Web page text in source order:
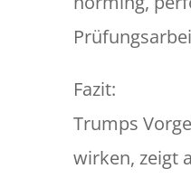
Fazit:
Trumps
wirken, zeigt